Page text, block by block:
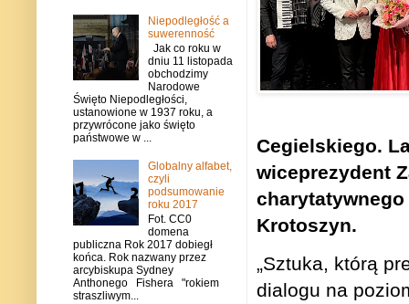
Cegielskiego.
wiceprezydent
Krotoszyn.
„Sztuka, którą
dialogu na
Niepodległość a
suwerenność
Jak co roku w
dniu 11 listopada
obchodzimy
Narodowe
Święto Niepodległości,
ustanowione w 1937 roku, a
przywrócone jako święto
państwowe w ...
Globalny alfabet,
czyli
podsumowanie
roku 2017
Fot. CC0
domena
publiczna Rok 2017 dobiegł
końca. Rok nazwany przez
arcybiskupa Sydney
Anthonego Fishera "rokiem
straszliwym...